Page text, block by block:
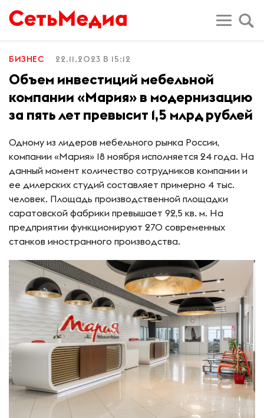
БИЗНЕС 22.11.2023 В 15:12
Объем инвестиций мебельной
компании «Мария» в модернизацию
за пять лет превысит 1,5 млрд рублей
Одному из лидеров мебельного рынка России,
компании «Мария» 18 ноября исполняется 24 года. На
данный момент количество сотрудников компании и
ее дилерских студий составляет примерно 4 тыс.
человек. Площадь производственной площадки
саратовской фабрики превышает 92,5 кв. м. На
предприятии функционируют 270 современных
станков иностранного производства.